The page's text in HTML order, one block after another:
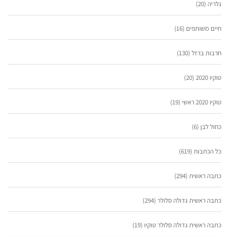
גלריה (20)
חיים משותפים (16)
חרבות ברזל (130)
טוקיו 2020 (20)
טוקיו 2020 ראשי (19)
כחול לבן (6)
כל הכתבות (619)
כתבה ראשית (294)
כתבה ראשית גדולה סלולר (294)
כתבה ראשית גדולה סלולר טוקיו (19)